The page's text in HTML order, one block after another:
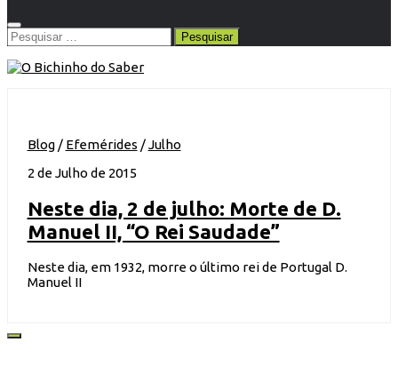
Pesquisar
por:
Blog/ Efemérides /Julho
2 de Julho de 2015
Neste dia, 2 de julho: Morte de D.
Manuel II, “O Rei Saudade”
Neste dia, em 1932, morre o último rei de Portugal D.
Manuel II